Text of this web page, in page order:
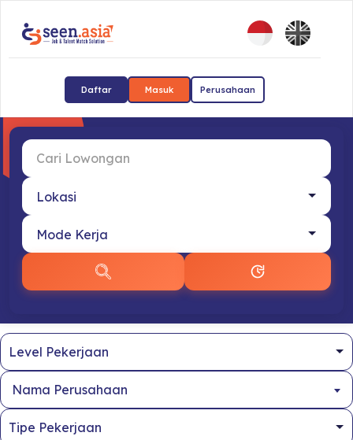
Daftar Masuk Perusahaan
Nama Perusahaan